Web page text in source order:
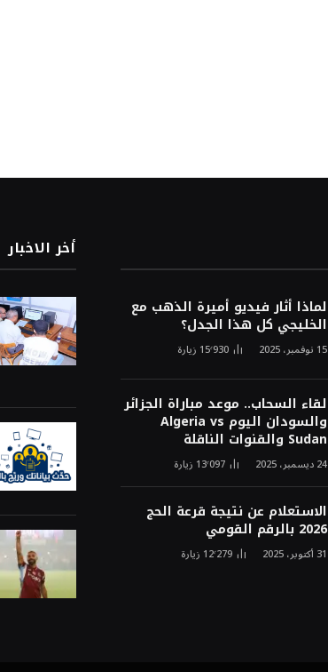
لماذا أثار فيديو أميرة الذهب مع
الخليجي كل هذا الجدل؟
15 نوفمبر، 2025 15٬930 زيارة
لقاء السحاب.. موعد مباراة الجزائر
والسودان اليوم Algeria vs
Sudan والقنوات الناقلة
24 ديسمبر، 2025 13٬097 زيارة
الاستعلام عن نتيجة قرعة الحج
2026 بالرقم القومي
31 أكتوبر، 2025 12٬279 زيارة
أخر الاخبار